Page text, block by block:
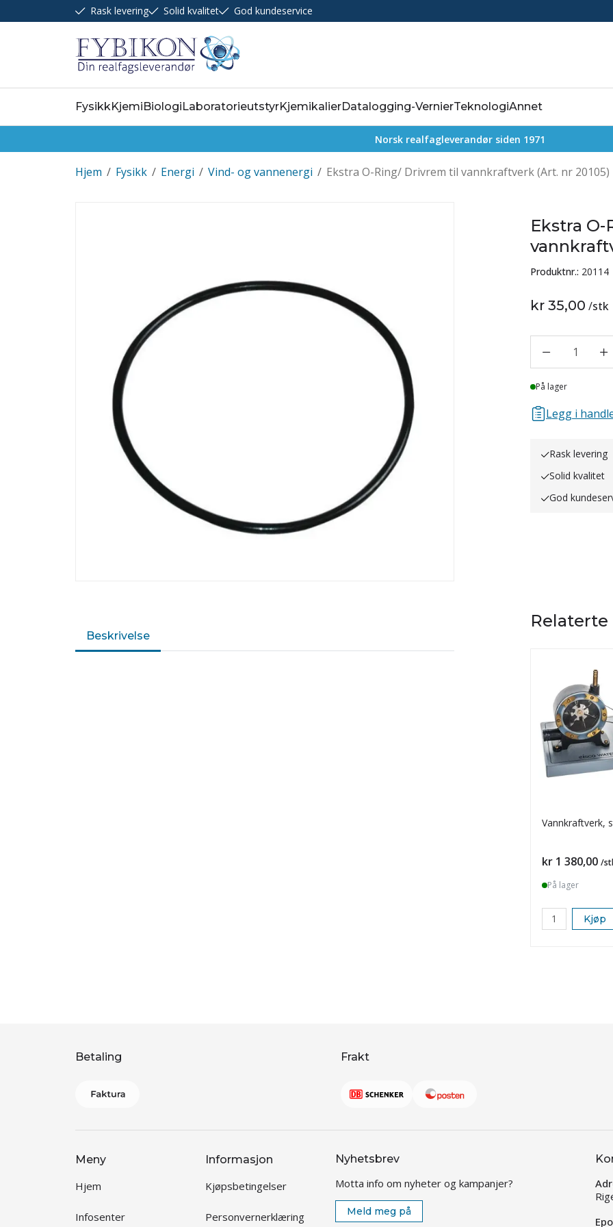
Rask levering Solid kvalitet God kundeservice
FysikkKjemiBiologiLaboratorieutstyrKjemikalierDatalogging-VernierTeknologiAnnet
Norsk realfagleverandør siden 1971
/
Hjem /
Fysikk /
Energi /
Vind- og vannenergi Ekstra O-Ring/ Drivrem til vannkraftverk (Art. nr 20105)
Ekstra
Produktnr.: 20114
kr 35,00 /stk
1
Lager
På lager
Legg i
Rask levering
Solid kvalitet
God
Beskrivelse
Vannkraftverk,
Pris
kr 1 380,00 /
På lager
Kjøp
Betaling Frakt
Meny
Hjem
Infosenter
Informasjon
Kjøpsbetingelser
Personvernerklæring
Nyhetsbrev
Motta info om nyheter og kampanjer?
Meld meg på